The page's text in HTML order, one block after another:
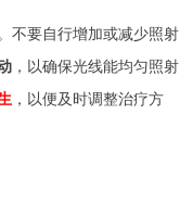
不要自行增加或减少照射
，以确保光线能均匀照射
，以便及时调整治疗方